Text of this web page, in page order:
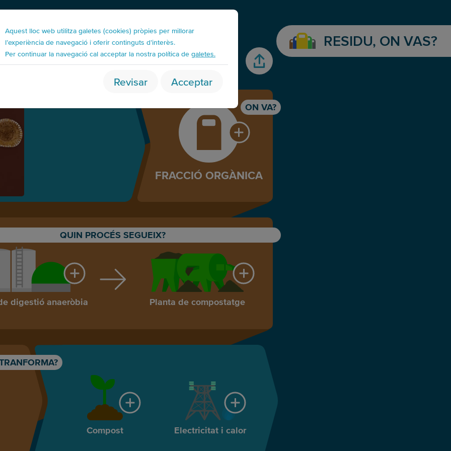
gasstaions icon
RESIDU, ON VAS?
orgànica
ON VA?
FRACCIÓ ORGÀNICA
QUIN PROCÉS SEGUEIX?
digestió anaeròbia Planta de compostatge
Compost Electricitat i calor
Aquest lloc web utilitza galetes (cookies) pròpies per millorar
l’experiència de navegació i oferir continguts d’interès.
Per continuar la navegació cal acceptar la nostra política de galetes.
Revisar Acceptar